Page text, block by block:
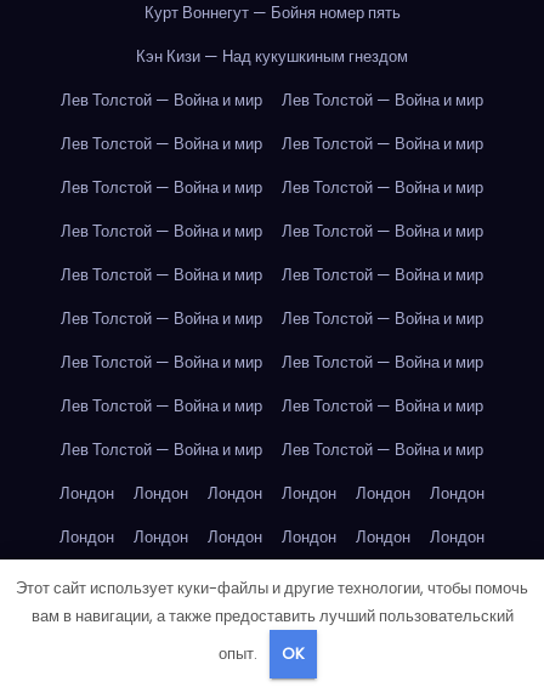
Курт Воннегут — Бойня номер пять
Кэн Кизи — Над кукушкиным гнездом
Лев Толстой — Война и мир
Лев Толстой — Война и мир
Лев Толстой — Война и мир
Лев Толстой — Война и мир
Лев Толстой — Война и мир
Лев Толстой — Война и мир
Лев Толстой — Война и мир
Лев Толстой — Война и мир
Лев Толстой — Война и мир
Лев Толстой — Война и мир
Лев Толстой — Война и мир
Лев Толстой — Война и мир
Лев Толстой — Война и мир
Лев Толстой — Война и мир
Лев Толстой — Война и мир
Лев Толстой — Война и мир
Лев Толстой — Война и мир
Лев Толстой — Война и мир
Лондон
Лондон Лондон Лондон Лондон
Лондон
Лондон
Лондон Лондон Лондон Лондон
Лондон
Лондон
Лондон Лондон Лондон Лондон
Лондон
Лондон
Лондон Лондон Лондон
Лос-Анджелес
Этот сайт использует куки-файлы и другие технологии, чтобы помочь
вам в навигации, а также предоставить лучший пользовательский
опыт.
OK